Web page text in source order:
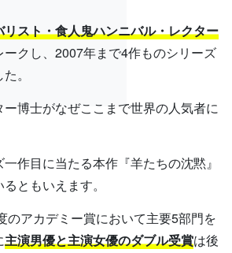
スト・食人鬼ハンニバル・レクター
クし、2007年まで4作ものシリーズ
。
博士がなぜここまで世界の人気者に
作目に当たる本作『羊たちの沈黙』
ともいえます。
のアカデミー賞において主要5部門を
主演男優と主演女優のダブル受賞は後